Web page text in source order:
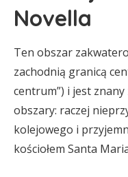
Novella
Ten obszar
zachodnią granicą
centrum”) i jest
obszary: raczej
kolejowego i
kościołem Santa